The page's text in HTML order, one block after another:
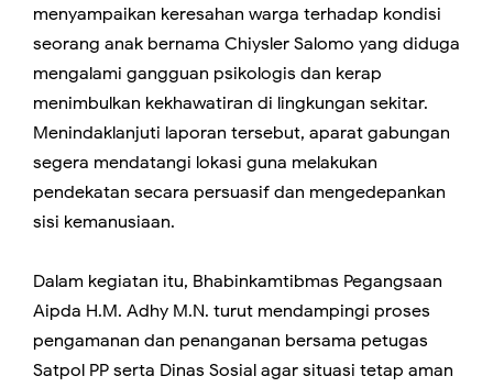
menyampaikan keresahan warga terhadap kondisi
seorang anak bernama Chiysler Salomo yang diduga
mengalami gangguan psikologis dan kerap
menimbulkan kekhawatiran di lingkungan sekitar.
Menindaklanjuti laporan tersebut, aparat gabungan
segera mendatangi lokasi guna melakukan
pendekatan secara persuasif dan mengedepankan
sisi kemanusiaan.
Dalam kegiatan itu, Bhabinkamtibmas Pegangsaan
Aipda H.M. Adhy M.N. turut mendampingi proses
pengamanan dan penanganan bersama petugas
Satpol PP serta Dinas Sosial agar situasi tetap aman